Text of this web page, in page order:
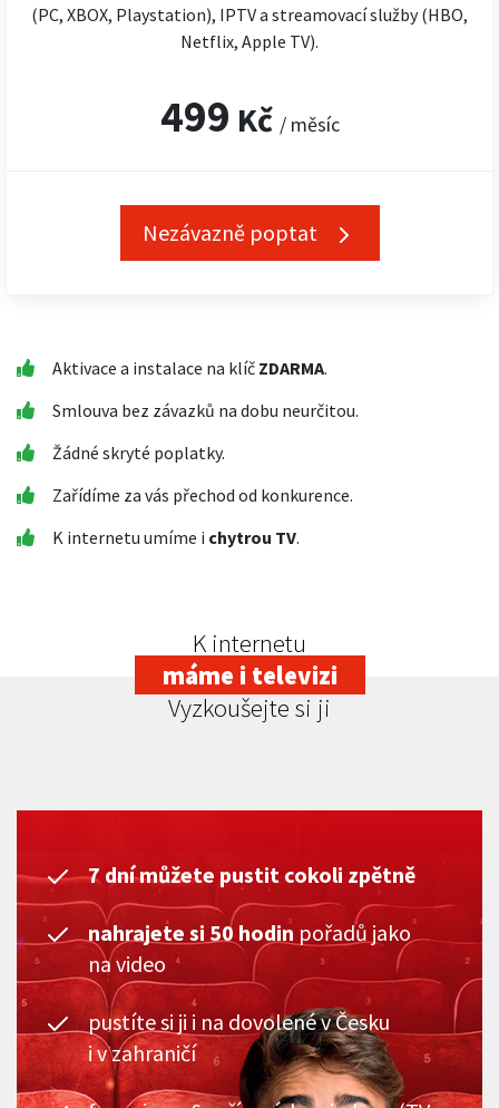
(PC, XBOX, Playstation), IPTV a streamovací služby (HBO,
Netflix, Apple TV).
499 Kč / měsíc
Nezávazně poptat
Aktivace a instalace na klíč ZDARMA.
Smlouva bez závazků na dobu neurčitou.
Žádné skryté poplatky.
Zařídíme za vás přechod od konkurence.
K internetu umíme i chytrou TV.
K internetu
máme i televizi
Vyzkoušejte si ji
7 dní můžete pustit cokoli zpětně
nahrajete si 50 hodin pořadů jako
na video
pustíte si ji i na dovolené v Česku
i v zahraničí